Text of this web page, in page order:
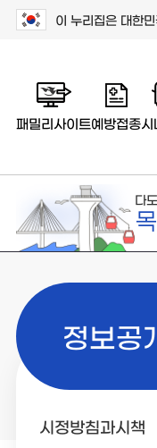
이 누리집은 대한
패밀리사이트예방접종시
다
정보공
시정방침과시책